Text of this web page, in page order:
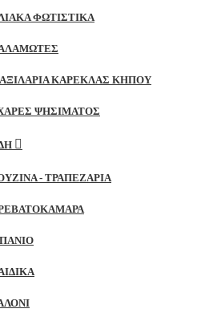
ΦΩΤΙΣΤΙΚΆ
ΚΑΡΈΚΛΑΣ ΚΉΠΟΥ
ΨΗΣΊΜΑΤΟΣ
- ΤΡΑΠΕΖΑΡΊΑ